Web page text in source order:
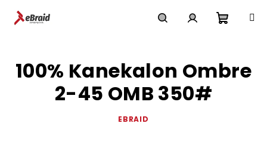
košík
100% Kanekalon Ombre
2-45 OMB 350#
EBRAID